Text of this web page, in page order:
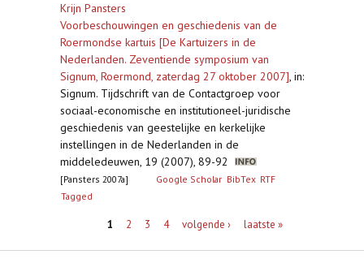
Krijn Pansters
Voorbeschouwingen en geschiedenis van de
Roermondse kartuis [De Kartuizers in de
Nederlanden. Zeventiende symposium van
Signum, Roermond, zaterdag 27 oktober 2007], in:
Signum. Tijdschrift van de Contactgroep voor
sociaal-economische en institutioneel-juridische
geschiedenis van geestelijke en kerkelijke
instellingen in de Nederlanden in de
middeledeuwen, 19 (2007), 89-92
[Pansters 2007a] Google Scholar BibTex RTF
Tagged
Pagina's1 2 3 4 volgende › laatste »